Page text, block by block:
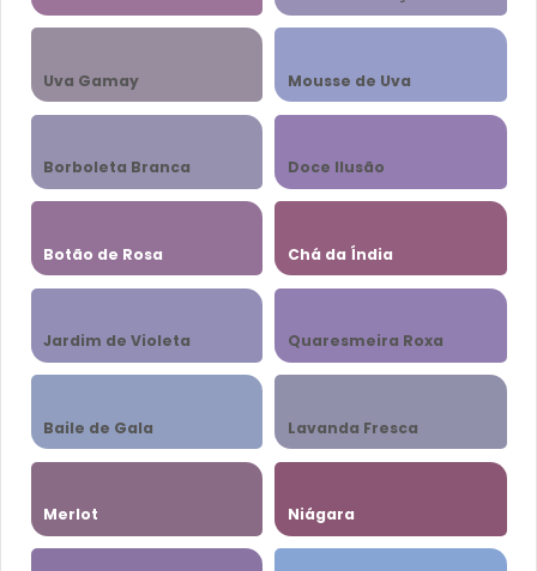
Uva Gamay Mousse de Uva
Borboleta Branca Doce Ilusão
Botão de Rosa Chá da Índia
Jardim de Violeta Quaresmeira Roxa
Baile de Gala Lavanda Fresca
Merlot Niágara